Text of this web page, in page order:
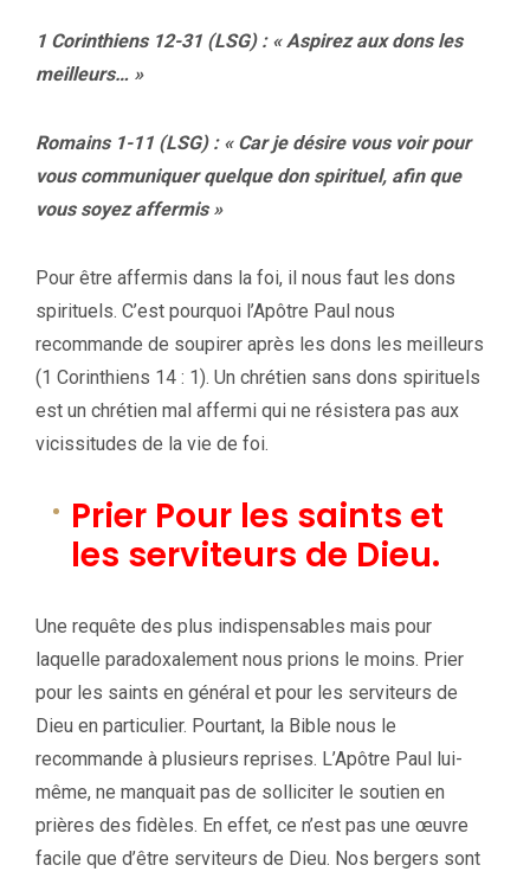
1 Corinthiens 12-31 (LSG) : « Aspirez aux dons les
meilleurs… »
Romains 1-11 (LSG) : « Car je désire vous voir pour
vous communiquer quelque don spirituel, afin que
vous soyez affermis »
Pour être affermis dans la foi, il nous faut les dons
spirituels. C’est pourquoi l’Apôtre Paul nous
recommande de soupirer après les dons les meilleurs
(1 Corinthiens 14 : 1). Un chrétien sans dons spirituels
est un chrétien mal affermi qui ne résistera pas aux
vicissitudes de la vie de foi.
Prier Pour les saints et
les serviteurs de Dieu.
Une requête des plus indispensables mais pour
laquelle paradoxalement nous prions le moins. Prier
pour les saints en général et pour les serviteurs de
Dieu en particulier. Pourtant, la Bible nous le
recommande à plusieurs reprises. L’Apôtre Paul lui-
même, ne manquait pas de solliciter le soutien en
prières des fidèles. En effet, ce n’est pas une œuvre
facile que d’être serviteurs de Dieu. Nos bergers sont